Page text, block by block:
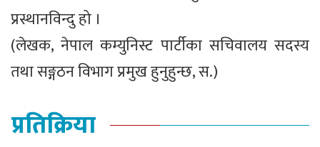
प्रस्थानविन्दु हो ।
(लेखक, नेपाल कम्युनिस्ट पार्टीका सचिवालय सदस्य
तथा सङ्गठन विभाग प्रमुख हुनुहुन्छ, स.)
प्रतिक्रिया